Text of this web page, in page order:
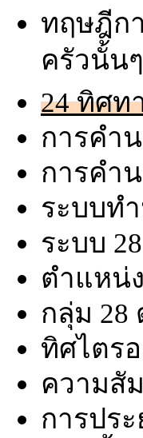
ทฤษฎีก
ครัวนั้นๆ
24 ทิศท
การคำ
การคำ
ระบบท
ระบบ
ตำแหน่
กลุ่ม 28
ทิศไตร
ความสั
การปร